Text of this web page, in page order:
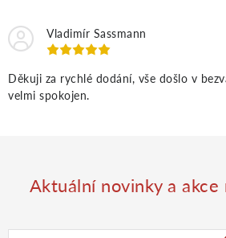
Vladimír Sassmann
Děkuji za rychlé dodání, vše došlo v
velmi spokojen.
Aktuální novinky a akce